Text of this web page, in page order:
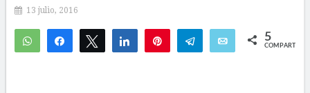
13 julio, 2016
WhatsAppCompartirTwittear Compartir Telegram Email 5
COMPARTIR